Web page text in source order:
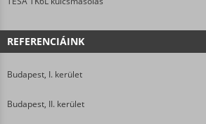
REFERENCIÁINK
Budapest, I. kerület
Budapest, II. kerület